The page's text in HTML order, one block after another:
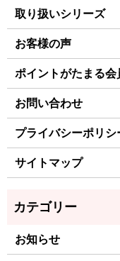
取り扱いシリーズ
お客様の声
ポイントがたまる会
お問い合わせ
プライバシーポリシ
サイトマップ
お知らせ